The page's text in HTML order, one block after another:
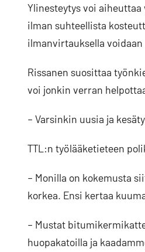
Ylinesteytys voi
ilman suhteellista
ilmanvirtauksella
Rissanen suosittaa
voi jonkin verran
– Varsinkin uusia ja
TTL:n työlääketieteen
– Monilla on kokemusta
korkea. Ensi kertaa
– Mustat
huopakatoilla ja